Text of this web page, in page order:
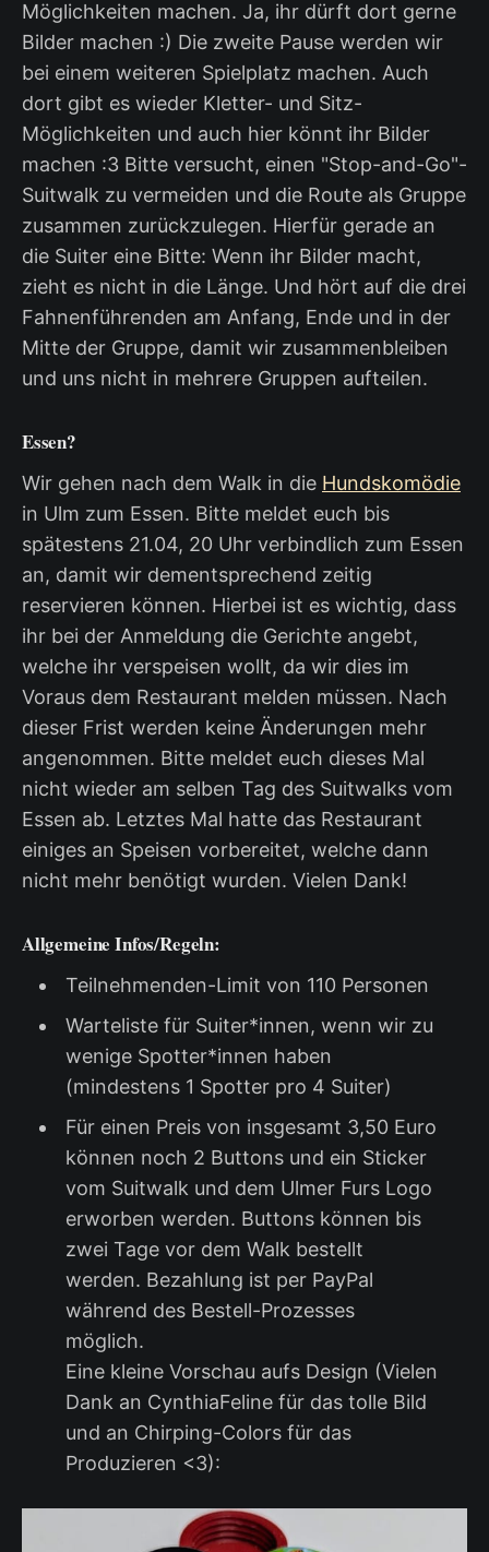
Möglichkeiten machen. Ja, ihr dürft dort gerne
Bilder machen :) Die zweite Pause werden wir
bei einem weiteren Spielplatz machen. Auch
dort gibt es wieder Kletter- und Sitz-
Möglichkeiten und auch hier könnt ihr Bilder
machen :3 Bitte versucht, einen "Stop-and-Go"-
Suitwalk zu vermeiden und die Route als Gruppe
zusammen zurückzulegen. Hierfür gerade an
die Suiter eine Bitte: Wenn ihr Bilder macht,
zieht es nicht in die Länge. Und hört auf die drei
Fahnenführenden am Anfang, Ende und in der
Mitte der Gruppe, damit wir zusammenbleiben
und uns nicht in mehrere Gruppen aufteilen.
Essen?
Wir gehen nach dem Walk in die Hundskomödie
in Ulm zum Essen. Bitte meldet euch bis
spätestens 21.04, 20 Uhr verbindlich zum Essen
an, damit wir dementsprechend zeitig
reservieren können. Hierbei ist es wichtig, dass
ihr bei der Anmeldung die Gerichte angebt,
welche ihr verspeisen wollt, da wir dies im
Voraus dem Restaurant melden müssen. Nach
dieser Frist werden keine Änderungen mehr
angenommen. Bitte meldet euch dieses Mal
nicht wieder am selben Tag des Suitwalks vom
Essen ab. Letztes Mal hatte das Restaurant
einiges an Speisen vorbereitet, welche dann
nicht mehr benötigt wurden. Vielen Dank!
Allgemeine Infos/Regeln:
Teilnehmenden-Limit von 110 Personen
Warteliste für Suiter*innen, wenn wir zu
wenige Spotter*innen haben
(mindestens 1 Spotter pro 4 Suiter)
Für einen Preis von insgesamt 3,50 Euro
können noch 2 Buttons und ein Sticker
vom Suitwalk und dem Ulmer Furs Logo
erworben werden. Buttons können bis
zwei Tage vor dem Walk bestellt
werden. Bezahlung ist per PayPal
während des Bestell-Prozesses
möglich.
Eine kleine Vorschau aufs Design (Vielen
Dank an CynthiaFeline für das tolle Bild
und an Chirping-Colors für das
Produzieren <3):